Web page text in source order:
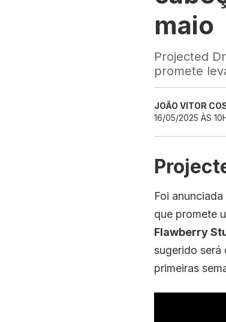
maio
Projected
promete
JOÃO VITOR
16/05/2025 ÀS
Foi
que promete
Flawberry
sugerido será
primeiras